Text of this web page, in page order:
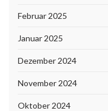
Februar 2025
Januar 2025
Dezember 2024
November 2024
Oktober 2024